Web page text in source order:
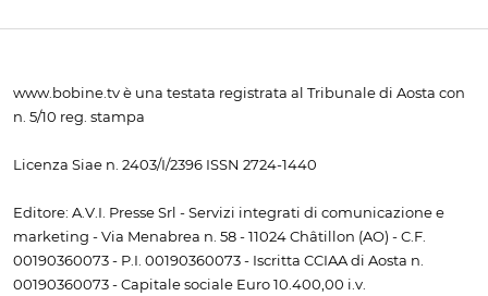
www.bobine.tv è una testata registrata al Tribunale di Aosta con
n. 5/10 reg. stampa
Licenza Siae n. 2403/I/2396 ISSN 2724-1440
Editore: A.V.I. Presse Srl - Servizi integrati di comunicazione e
marketing - Via Menabrea n. 58 - 11024 Châtillon (AO) - C.F.
00190360073 - P.I. 00190360073 - Iscritta CCIAA di Aosta n.
00190360073 - Capitale sociale Euro 10.400,00 i.v.